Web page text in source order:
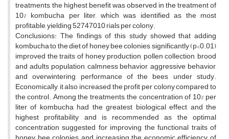
treatments, the highest benefit was observed in the treatment of
10% kombucha per liter, which was identified as the most
profitable, yielding 52747010 rials per colony.
Conclusions: The findings of this study showed that adding
kombucha to the diet of honey bee colonies significantly (p<0.01)
improved the traits of honey production, pollen collection, brood
and adults population, calmness behavior, aggressive behavior,
and overwintering performance of the bees under study.
Economically, it also increased the profit per colony compared to
the control. Among the treatments, the concentration of 10% per
liter of kombucha had the greatest biological effect and the
highest profitability and is recommended as the optimal
concentration suggested for improving the functional traits of